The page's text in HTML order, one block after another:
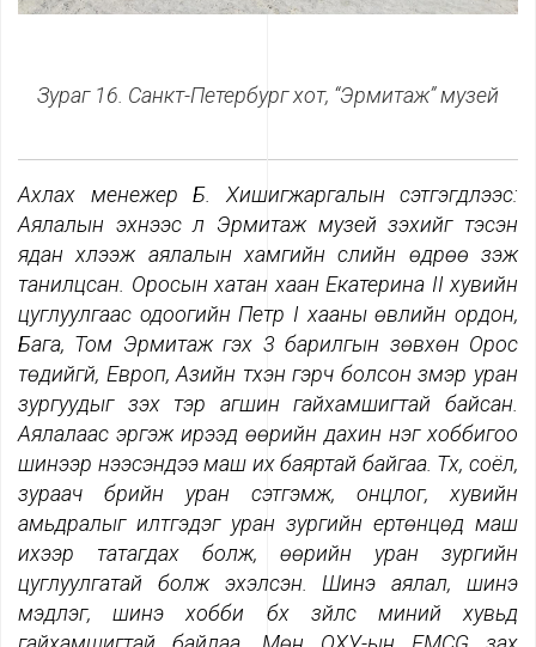
Зураг 16. Санкт-Петербург хот, “Эрмитаж” музей
Ахлах менежер Б. Хишигжаргалын сэтгэгдлээс:
Аялалын эхнээс л Эрмитаж музей үзэхийг тэсэн
ядан хүлээж аялалын хамгийн сүүлийн өдрөө үзэж
танилцсан. Оросын хатан хаан Екатерина II хувийн
цуглуулгаас одоогийн Петр I хааны өвлийн ордон,
Бага, Том Эрмитаж гэх 3 барилгын зөвхөн Орос
төдийгүй, Европ, Азийн түүхэн гэрч болсон үзмэр уран
зургуудыг үзэх тэр агшин гайхамшигтай байсан.
Аялалаас эргэж ирээд өөрийн дахин нэг хоббигоо
шинээр нээсэндээ маш их баяртай байгаа. Түүх, соёл,
зураач бүрийн уран сэтгэмж, онцлог, хувийн
амьдралыг илтгэдэг уран зургийн ертөнцөд маш
ихээр татагдах болж, өөрийн уран зургийн
цуглуулгатай болж эхэлсэн. Шинэ аялал, шинэ
мэдлэг, шинэ хобби бүх зүйлс миний хувьд